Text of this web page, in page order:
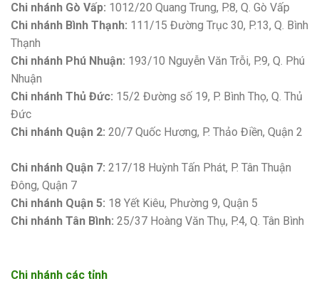
Chi nhánh Gò Vấp: 1012/20 Quang Trung, P.8, Q. Gò Vấp
Chi nhánh Bình Thạnh: 111/15 Đường Trục 30, P.13, Q. Bình
Thạnh
Chi nhánh Phú Nhuận: 193/10 Nguyễn Văn Trỗi, P.9, Q. Phú
Nhuận
Chi nhánh Thủ Đức: 15/2 Đường số 19, P. Bình Thọ, Q. Thủ
Đức
Chi nhánh Quận 2: 20/7 Quốc Hương, P. Thảo Điền, Quận 2
Chi nhánh Quận 7: 217/18 Huỳnh Tấn Phát, P. Tân Thuận
Đông, Quận 7
Chi nhánh Quận 5: 18 Yết Kiêu, Phường 9, Quận 5
Chi nhánh Tân Bình: 25/37 Hoàng Văn Thụ, P.4, Q. Tân Bình
Chi nhánh các tỉnh